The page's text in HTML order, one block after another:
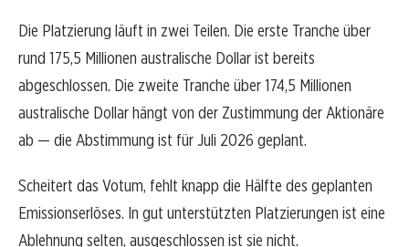
Die Platzierung läuft in zwei Teilen. Die erste Tranche über
rund 175,5 Millionen australische Dollar ist bereits
abgeschlossen. Die zweite Tranche über 174,5 Millionen
australische Dollar hängt von der Zustimmung der Aktionäre
ab — die Abstimmung ist für Juli 2026 geplant.
Scheitert das Votum, fehlt knapp die Hälfte des geplanten
Emissionserlöses. In gut unterstützten Platzierungen ist eine
Ablehnung selten, ausgeschlossen ist sie nicht.